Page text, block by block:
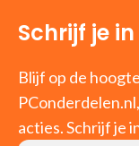
Schrijf je
Blijf op de
acties. Schrijf je